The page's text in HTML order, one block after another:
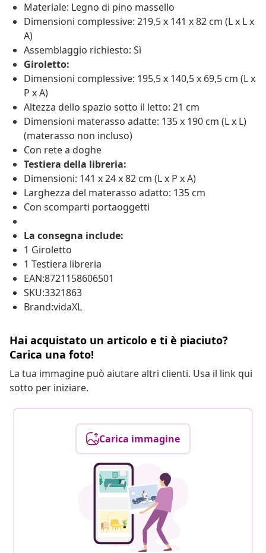
Materiale: Legno di pino massello
Dimensioni complessive: 219,5 x 141 x 82 cm (L x L x
A)
Assemblaggio richiesto: Sì
Giroletto:
Dimensioni complessive: 195,5 x 140,5 x 69,5 cm (L x
P x A)
Altezza dello spazio sotto il letto: 21 cm
Dimensioni materasso adatte: 135 x 190 cm (L x L)
(materasso non incluso)
Con rete a doghe
Testiera della libreria:
Dimensioni: 141 x 24 x 82 cm (L x P x A)
Larghezza del materasso adatto: 135 cm
Con scomparti portaoggetti
La consegna include:
1 Giroletto
1 Testiera libreria
EAN:8721158606501
SKU:3321863
Brand:vidaXL
Hai acquistato un articolo e ti è piaciuto?
Carica una foto!
La tua immagine può aiutare altri clienti. Usa il link qui
sotto per iniziare.
Carica immagine